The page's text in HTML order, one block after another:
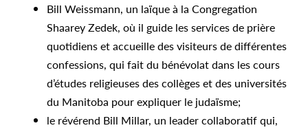
Bill Weissmann, un laïque à la Congregation
Shaarey Zedek, où il guide les services de prière
quotidiens et accueille des visiteurs de différentes
confessions, qui fait du bénévolat dans les cours
d’études religieuses des collèges et des universités
du Manitoba pour expliquer le judaïsme;
le révérend Bill Millar, un leader collaboratif qui,